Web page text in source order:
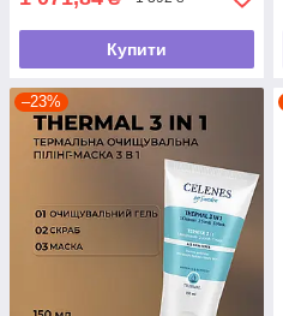
Купити
–23%